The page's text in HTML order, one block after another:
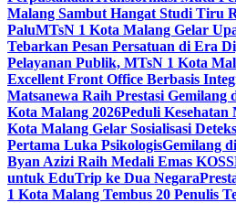
Malang Sambut Hangat Studi Tiru
PaluMTsN 1 Kota Malang Gelar
Tebarkan Pesan Persatuan di Era
Pelayanan Publik, MTsN 1 Kota
Excellent Front Office Berbasis
Matsanewa Raih Prestasi Gemilang
Kota Malang 2026Peduli Kesehatan
Kota Malang Gelar Sosialisasi
Pertama Luka PsikologisGemilang
Byan Azizi Raih Medali Emas
untuk EduTrip ke Dua Negara
1 Kota Malang Tembus 20 Penulis